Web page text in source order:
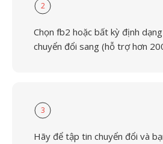
2
Chọn fb2 hoặc bất kỳ định
chuyển đổi sang (hỗ trợ hơn
3
Hãy để tập tin chuyển đổi và